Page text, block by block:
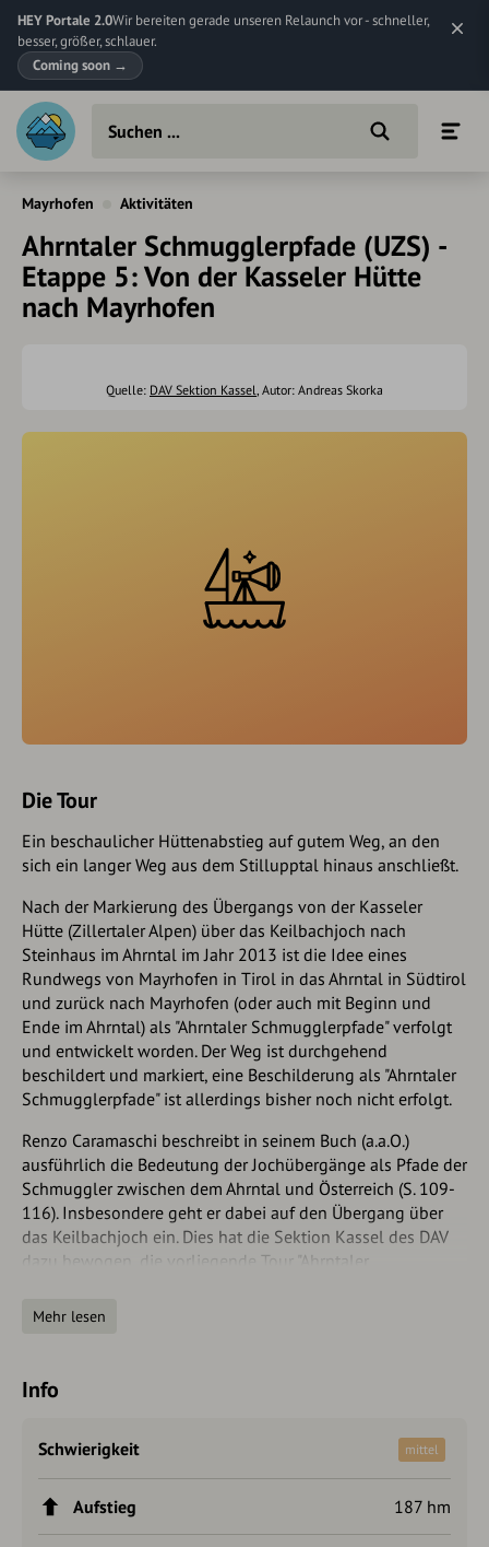
HEY Portale 2.0Wir bereiten gerade unseren Relaunch vor - schneller,
besser, größer, schlauer.
Coming soon →
Mayrhofen Aktivitäten
Ahrntaler Schmugglerpfade (UZS) -
Etappe 5: Von der Kasseler Hütte
nach Mayrhofen
Quelle: DAV Sektion Kassel, Autor: Andreas Skorka
Die Tour
Ein beschaulicher Hüttenabstieg auf gutem Weg, an den
sich ein langer Weg aus dem Stillupptal hinaus anschließt.
Nach der Markierung des Übergangs von der Kasseler
Hütte (Zillertaler Alpen) über das Keilbachjoch nach
Steinhaus im Ahrntal im Jahr 2013 ist die Idee eines
Rundwegs von Mayrhofen in Tirol in das Ahrntal in Südtirol
und zurück nach Mayrhofen (oder auch mit Beginn und
Ende im Ahrntal) als "Ahrntaler Schmugglerpfade" verfolgt
und entwickelt worden. Der Weg ist durchgehend
beschildert und markiert, eine Beschilderung als "Ahrntaler
Schmugglerpfade" ist allerdings bisher noch nicht erfolgt.
Renzo Caramaschi beschreibt in seinem Buch (a.a.O.)
ausführlich die Bedeutung der Jochübergänge als Pfade der
Schmuggler zwischen dem Ahrntal und Österreich (S. 109-
116). Insbesondere geht er dabei auf den Übergang über
das Keilbachjoch ein. Dies hat die Sektion Kassel des DAV
dazu bewogen, die vorliegende Tour "Ahrntaler
Die Beschreibung des Weges erfolgt im Uhrzeigersinn. Der
Zuhilfename von Bus oder Taxi verkürzen , damit können
Für die Etappe im Ahrntal gibt es mehrere Alternativen. Sie
werden. Dabei würde man allerdings auf einen Wandertag
in wunderschöner Umgebung verzichten.
Mehr lesen
Info
Schwierigkeit mittel
Aufstieg 187 hm